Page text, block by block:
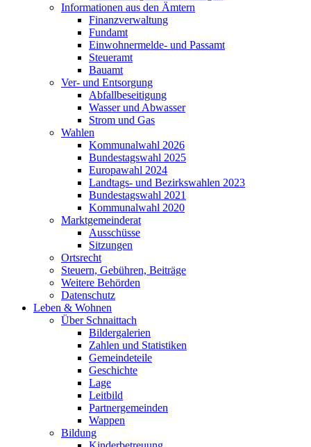
Informationen aus den Ämtern
Finanzverwaltung
Fundamt
Einwohnermelde- und Passamt
Steueramt
Bauamt
Ver- und Entsorgung
Abfallbeseitigung
Wasser und Abwasser
Strom und Gas
Wahlen
Kommunalwahl 2026
Bundestagswahl 2025
Europawahl 2024
Landtags- und Bezirkswahlen 2023
Bundestagswahl 2021
Kommunalwahl 2020
Marktgemeinderat
Ausschüsse
Sitzungen
Ortsrecht
Steuern, Gebühren, Beiträge
Weitere Behörden
Datenschutz
Leben & Wohnen
Über Schnaittach
Bildergalerien
Zahlen und Statistiken
Gemeindeteile
Geschichte
Lage
Leitbild
Partnergemeinden
Wappen
Bildung